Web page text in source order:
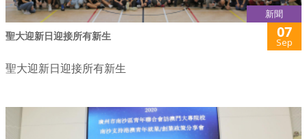
新聞
聖大迎新日迎接所有新生 07
Sep
聖大迎新日迎接所有新生